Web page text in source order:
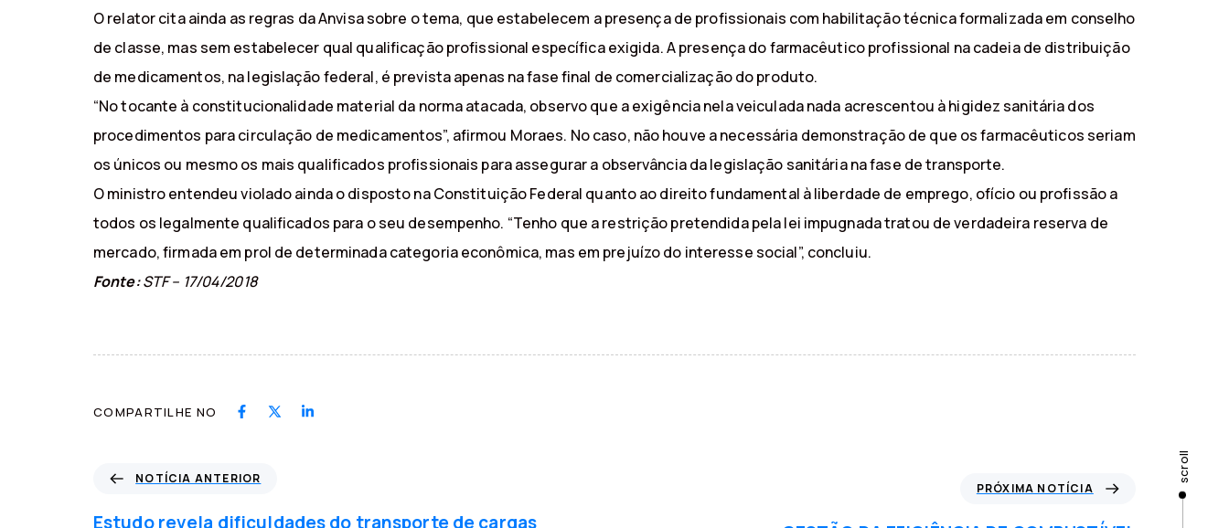
scroll
O relator cita ainda as regras da Anvisa sobre o tema, que estabelecem a presença de profissionais com habilitação técnica formalizada em conselho
de classe, mas sem estabelecer qual qualificação profissional específica exigida. A presença do farmacêutico profissional na cadeia de distribuição
de medicamentos, na legislação federal, é prevista apenas na fase final de comercialização do produto.
“No tocante à constitucionalidade material da norma atacada, observo que a exigência nela veiculada nada acrescentou à higidez sanitária dos
procedimentos para circulação de medicamentos”, afirmou Moraes. No caso, não houve a necessária demonstração de que os farmacêuticos seriam
os únicos ou mesmo os mais qualificados profissionais para assegurar a observância da legislação sanitária na fase de transporte.
O ministro entendeu violado ainda o disposto na Constituição Federal quanto ao direito fundamental à liberdade de emprego, ofício ou profissão a
todos os legalmente qualificados para o seu desempenho. “Tenho que a restrição pretendida pela lei impugnada tratou de verdadeira reserva de
mercado, firmada em prol de determinada categoria econômica, mas em prejuízo do interesse social”, concluiu.
Fonte:STF – 17/04/2018
COMPARTILHE NO
t
NOTÍCIA ANTERIOR
Estudo revela dificuldades do transporte de cargas
PRÓXIMA NOTÍCIA